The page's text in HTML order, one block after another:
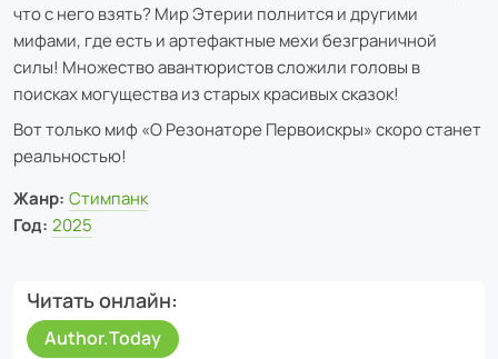
что с него взять? Мир Этерии полнится и другими
мифами, где есть и артефактные мехи безграничной
силы! Множество авантюристов сложили головы в
поисках могущества из старых красивых сказок!
Вот только миф «О Резонаторе Первоискры» скоро станет
реальностью!
Жанр: Cтимпанк
Год: 2025
Читать онлайн
Author.Today